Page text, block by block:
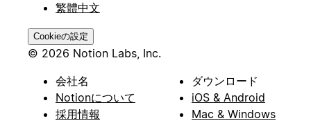
繁體中文
Cookieの設定
© 2026 Notion Labs, Inc.
会社名
Notionについて
採用情報
ダウンロード
iOS & Android
Mac & Windows